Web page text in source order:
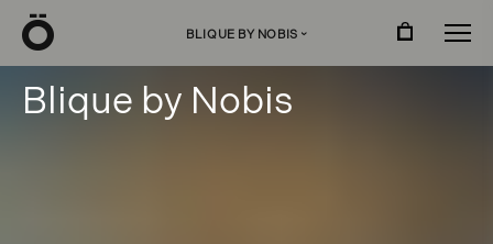
BLIQUE BY NOBIS›
Blique by Nobis
Ö